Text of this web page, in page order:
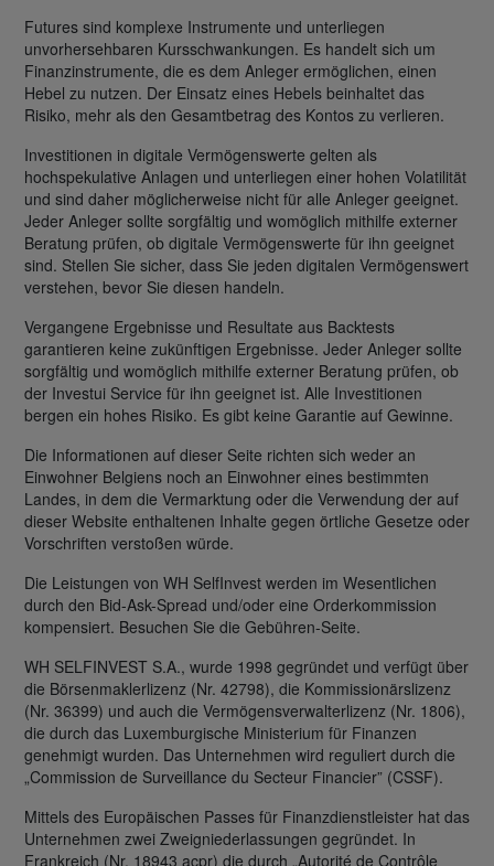
Futures sind komplexe Instrumente und unterliegen
unvorhersehbaren Kursschwankungen. Es handelt sich um
Finanzinstrumente, die es dem Anleger ermöglichen, einen
Hebel zu nutzen. Der Einsatz eines Hebels beinhaltet das
Risiko, mehr als den Gesamtbetrag des Kontos zu verlieren.
Investitionen in digitale Vermögenswerte gelten als
hochspekulative Anlagen und unterliegen einer hohen Volatilität
und sind daher möglicherweise nicht für alle Anleger geeignet.
Jeder Anleger sollte sorgfältig und womöglich mithilfe externer
Beratung prüfen, ob digitale Vermögenswerte für ihn geeignet
sind. Stellen Sie sicher, dass Sie jeden digitalen Vermögenswert
verstehen, bevor Sie diesen handeln.
Vergangene Ergebnisse und Resultate aus Backtests
garantieren keine zukünftigen Ergebnisse. Jeder Anleger sollte
sorgfältig und womöglich mithilfe externer Beratung prüfen, ob
der Investui Service für ihn geeignet ist. Alle Investitionen
bergen ein hohes Risiko. Es gibt keine Garantie auf Gewinne.
Die Informationen auf dieser Seite richten sich weder an
Einwohner Belgiens noch an Einwohner eines bestimmten
Landes, in dem die Vermarktung oder die Verwendung der auf
dieser Website enthaltenen Inhalte gegen örtliche Gesetze oder
Vorschriften verstoßen würde.
Die Leistungen von WH SelfInvest werden im Wesentlichen
durch den Bid-Ask-Spread und/oder eine Orderkommission
kompensiert. Besuchen Sie die Gebühren-Seite.
WH SELFINVEST S.A., wurde 1998 gegründet und verfügt über
die Börsenmaklerlizenz (Nr. 42798), die Kommissionärslizenz
(Nr. 36399) und auch die Vermögensverwalterlizenz (Nr. 1806),
die durch das Luxemburgische Ministerium für Finanzen
genehmigt wurden. Das Unternehmen wird reguliert durch die
„Commission de Surveillance du Secteur Financier” (CSSF).
Mittels des Europäischen Passes für Finanzdienstleister hat das
Unternehmen zwei Zweigniederlassungen gegründet. In
Frankreich (Nr. 18943 acpr) die durch „Autorité de Contrôle